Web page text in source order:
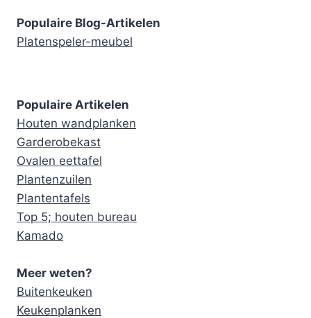
Populaire Blog-Artikelen
Platenspeler-meubel
Populaire Artikelen
Houten wandplanken
Garderobekast
Ovalen eettafel
Plantenzuilen
Plantentafels
Top 5; houten bureau
Kamado
Meer weten?
Buitenkeuken
Keukenplanken